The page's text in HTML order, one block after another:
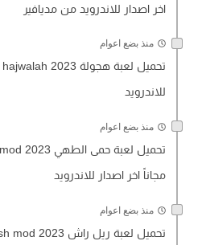
اخر اصدار للاندرويد من مديافير
منذ بضع اعوام
للاندرويد
منذ بضع اعوام
مجاناً اخر اصدار للاندرويد
منذ بضع اعوام